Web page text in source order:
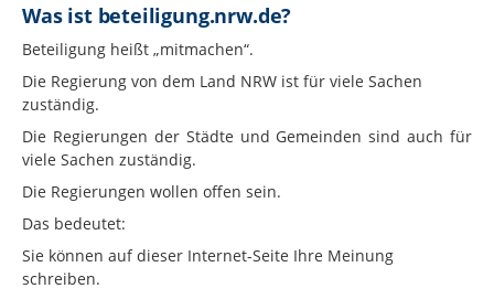
Was ist beteiligung.nrw.de?
Beteiligung heißt „mitmachen“.
Die Regierung von dem Land NRW ist für viele Sachen
zuständig.
Die Regierungen der Städte und Gemeinden sind auch für
viele Sachen zuständig.
Die Regierungen wollen offen sein.
Das bedeutet:
Sie können auf dieser Internet-Seite Ihre Meinung
schreiben.